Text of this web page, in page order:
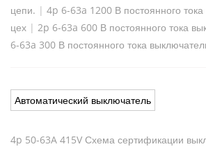
цепи. | 4p 6-63a 1200 В постоянного
цех | 2p 6-63a 600 В постоянного тока
6-63a 300 В постоянного тока
Автоматический выключатель
4p 50-63A 415V Схема сертификации